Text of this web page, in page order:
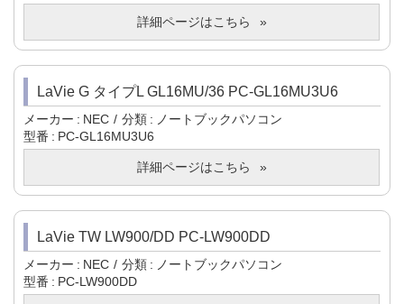
詳細ページはこちら
LaVie G タイプL GL16MU/36 PC-GL16MU3U6
メーカー NEC 分類
ノートブックパソコン
型番
PC-GL16MU3U6
詳細ページはこちら
LaVie TW LW900/DD PC-LW900DD
メーカー NEC 分類
ノートブックパソコン
型番
PC-LW900DD